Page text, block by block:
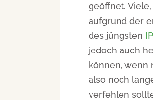
geöffnet.
aufgrund der
des jüngsten
jedoch auch
können, wenn
also noch
verfehlen